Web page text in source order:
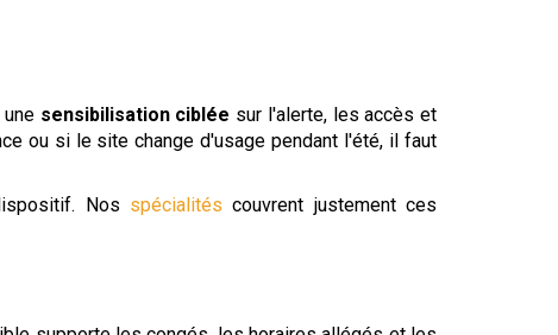
sensibilisation ciblée sur l'alerte, les accès et
ou si le site change d'usage pendant l'été, il faut
Nos spécialités couvrent justement ces